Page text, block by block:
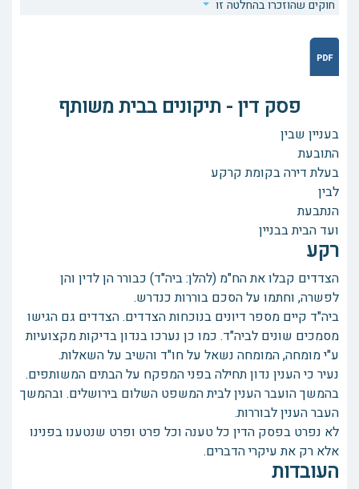
חוקים שהוזכרו בהחלטה זו
פסק דין - תיקונים בבית משותף
בעניין שבין
התובעת
בעלת דירה בקומת קרקע
לבין
הנתבעת
ועד הבית בבניין
רקע
הצדדים קבלו את הח"מ (להלן: ביה"ד) כבורר הן לדין והן
לפשרה, וחתמו על הסכם בוררות כנדרש.
ביה"ד קיים מספר דיונים בנוכחות הצדדים. הצדדים גם הגישו
מסמכים שונים לביה"ד. כמו כן נערכו בנדון בדיקות מקצועיות
ע"י מומחה, המומחה נשאל על חו"ד והשיב על השאלות.
נעיר כי הענין נדון תחילה בפני המפקח על הבתים המשותפים.
בהמשך הועבר הענין לבית המשפט השלום בירושלים. ובהמשך
העבר הענין לבוררות.
לא נפרט בפסק הדין כל טענה וכל פרט ופרט שנטענו בפנינו
אלא רק את עיקרי הדברים.
העובדות